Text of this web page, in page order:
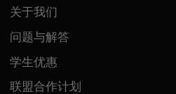
关于我们
问题与解答
学生优惠
联盟合作计划